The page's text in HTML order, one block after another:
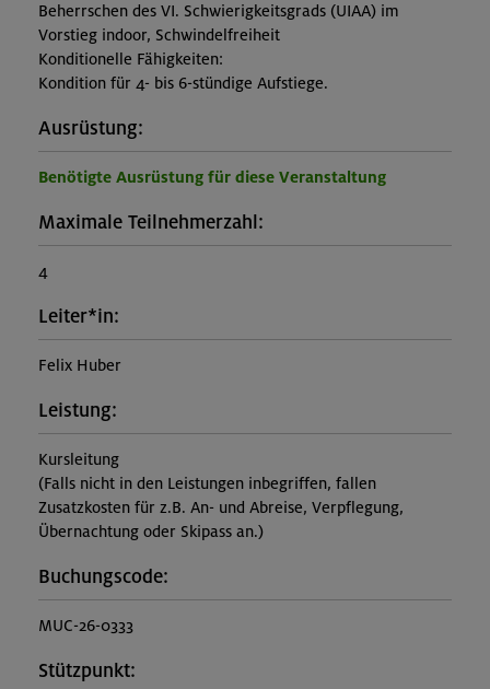
Beherrschen des VI. Schwierigkeitsgrads (UIAA) im
Vorstieg indoor, Schwindelfreiheit
Konditionelle Fähigkeiten:
Kondition für 4- bis 6-stündige Aufstiege.
Ausrüstung:
Benötigte Ausrüstung für diese Veranstaltung
Maximale Teilnehmerzahl:
4
Leiter*in:
Felix Huber
Leistung:
Kursleitung
(Falls nicht in den Leistungen inbegriffen, fallen
Zusatzkosten für z.B. An- und Abreise, Verpflegung,
Übernachtung oder Skipass an.)
Buchungscode:
MUC-26-0333
Stützpunkt: